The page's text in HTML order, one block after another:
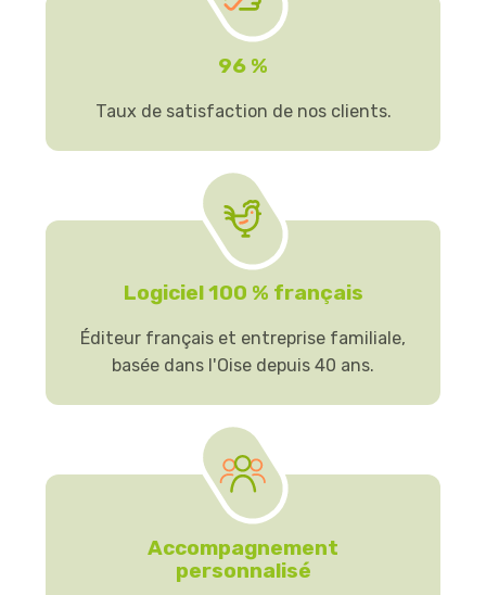
96 %
Taux de satisfaction de nos clients.
Logiciel 100 % français
Éditeur français et entreprise familiale,
basée dans l'Oise depuis 40 ans.
Accompagnement
personnalisé